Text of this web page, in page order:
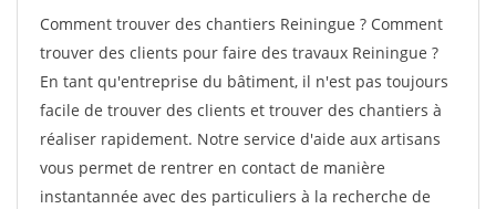
Comment trouver des chantiers Reiningue ? Comment
trouver des clients pour faire des travaux Reiningue ?
En tant qu'entreprise du bâtiment, il n'est pas toujours
facile de trouver des clients et trouver des chantiers à
réaliser rapidement. Notre service d'aide aux artisans
vous permet de rentrer en contact de manière
instantannée avec des particuliers à la recherche de